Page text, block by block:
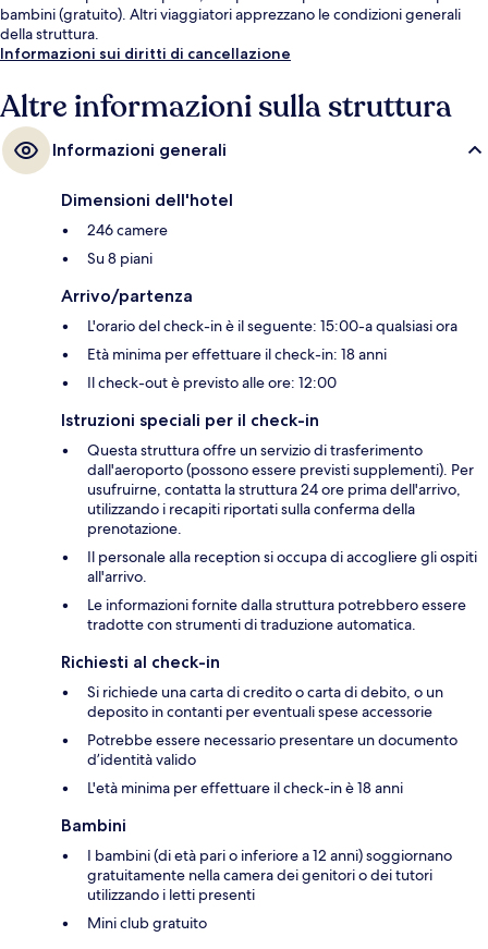
bambini (gratuito). Altri viaggiatori apprezzano le condizioni generali
della struttura.
Informazioni sui diritti di cancellazione
Altre informazioni sulla struttura
Informazioni generali
Dimensioni dell'hotel
246 camere
Su 8 piani
Arrivo/partenza
L'orario del check-in è il seguente: 15:00-a qualsiasi ora
Età minima per effettuare il check-in: 18 anni
Il check-out è previsto alle ore: 12:00
Istruzioni speciali per il check-in
Questa struttura offre un servizio di trasferimento
dall'aeroporto (possono essere previsti supplementi). Per
usufruirne, contatta la struttura 24 ore prima dell'arrivo,
utilizzando i recapiti riportati sulla conferma della
prenotazione.
Il personale alla reception si occupa di accogliere gli ospiti
all'arrivo.
Le informazioni fornite dalla struttura potrebbero essere
tradotte con strumenti di traduzione automatica.
Richiesti al check-in
Si richiede una carta di credito o carta di debito, o un
deposito in contanti per eventuali spese accessorie
Potrebbe essere necessario presentare un documento
d’identità valido
L'età minima per effettuare il check-in è 18 anni
Bambini
I bambini (di età pari o inferiore a 12 anni) soggiornano
gratuitamente nella camera dei genitori o dei tutori
utilizzando i letti presenti
Mini club gratuito